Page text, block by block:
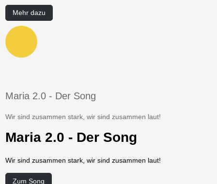
Mehr dazu
Maria 2.0 - Der Song
Wir sind zusammen stark, wir sind zusammen laut!
Maria 2.0 - Der Song
Wir sind zusammen stark, wir sind zusammen laut!
Zum Song